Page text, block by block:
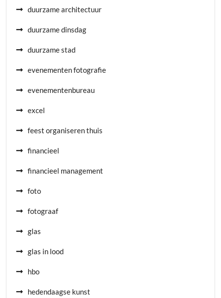
duurzame architectuur
duurzame dinsdag
duurzame stad
evenementen fotografie
evenementenbureau
excel
feest organiseren thuis
financieel
financieel management
foto
fotograaf
glas
glas in lood
hbo
hedendaagse kunst